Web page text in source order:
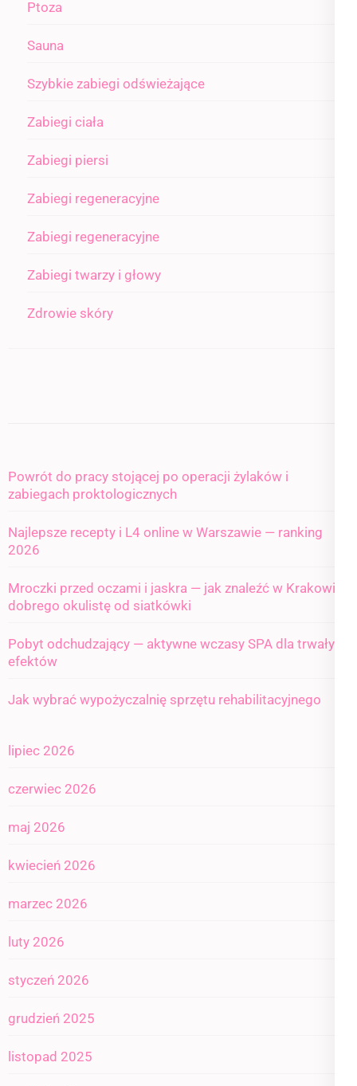
Ptoza
Sauna
Szybkie zabiegi odświeżające
Zabiegi ciała
Zabiegi piersi
Zabiegi regeneracyjne
Zabiegi regeneracyjne
Zabiegi twarzy i głowy
Zdrowie skóry
Powrót do pracy stojącej po operacji żylaków i
zabiegach proktologicznych
Najlepsze recepty i L4 online w Warszawie — ranking
2026
Mroczki przed oczami i jaskra — jak znaleźć w Krakowie
dobrego okulistę od siatkówki
Pobyt odchudzający — aktywne wczasy SPA dla trwałych
efektów
Jak wybrać wypożyczalnię sprzętu rehabilitacyjnego
lipiec 2026
czerwiec 2026
maj 2026
kwiecień 2026
marzec 2026
luty 2026
styczeń 2026
grudzień 2025
listopad 2025